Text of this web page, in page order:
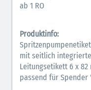
Hormone Insulin
ab 1 RO
Produktinfo:
mit seitlich
Leitungsetikett 6 x 82
passend für Spender